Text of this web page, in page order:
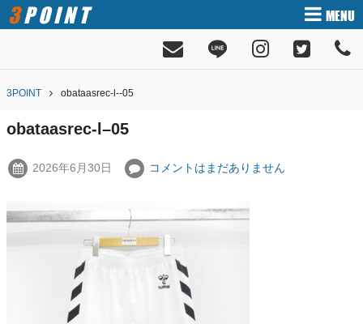
3POINT MENU
3POINT obataasrec-l--05
obataasrec-l–05
2026年6月30日 コメントはまだありません